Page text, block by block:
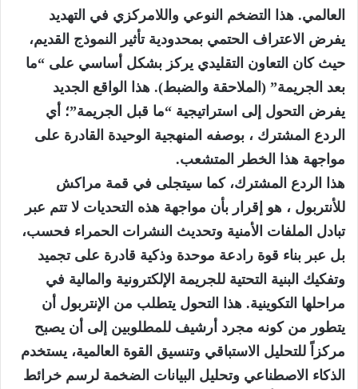
العالمي. هذا التضخم النوعي واللامركزي في التهديد
يفرض الاعتراف الحتمي بمحدودية تأثير النموذج القديم،
حيث كان التعاون التقليدي يركز بشكل أساسي على “ما
بعد الجريمة” (الملاحقة والضبط). هذا الواقع الجديد
يفرض التحول إلى استراتيجية “ما قبل الجريمة”؛ أي
الردع المشترك ، بوصفه المنهجية الوحيدة القادرة على
مواجهة هذا الخطر المتشعب.
هذا الردع المشترك، كما سيتجلى في قمة مراكش
للأنتربول ، هو إقرار بأن مواجهة هذه التحديات لا تتم عبر
تبادل الملفات الأمنية وتحديث النشرات الحمراء فحسب،
بل عبر بناء قوة رادعة موحدة وذكية قادرة على تجميد
وتفكيك البنية التحتية للجريمة الإلكترونية والمالية في
مراحلها التكوينية. هذا التحول يتطلب من الإنتربول أن
يتطور من كونه مجرد أرشيف للمطلوبين إلى أن يصبح
مركزاً للتحليل الاستباقي وتنسيق القوة العالمية، يستخدم
الذكاء الاصطناعي وتحليل البيانات الضخمة لرسم خرائط